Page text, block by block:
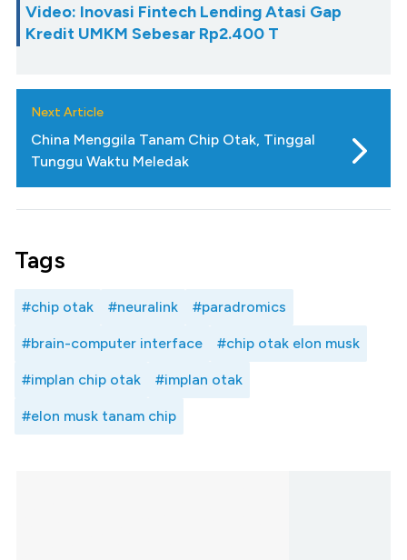
Video: Inovasi Fintech Lending Atasi Gap
Kredit UMKM Sebesar Rp2.400 T
Next Article
China Menggila Tanam Chip Otak, Tinggal
Tunggu Waktu Meledak
Tags
#chip otak #neuralink #paradromics
#brain-computer interface #chip otak elon musk
#implan chip otak #implan otak
#elon musk tanam chip